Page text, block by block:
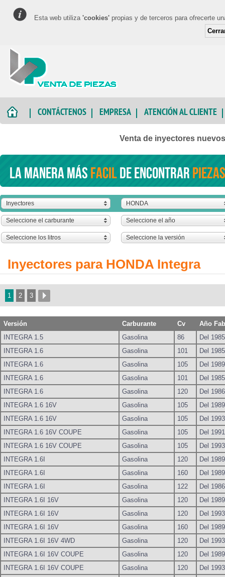
Esta web utiliza 'cookies' propias y de terceros para ofrecerte
CONTÁCTENOS EMPRESA ATENCIÓN AL CLIENTE
Venta de inyectores
La manera másfacilde encontrar
Inyectores HONDA
Seleccione el carburante Seleccione el año
Seleccione los litros Seleccione la versión
Inyectores para HONDA Integra
1 2 3
Versión Carburante Cv
Año
INTEGRA 1.5
Gasolina 86
Del
INTEGRA 1.6
Gasolina 101
Del
INTEGRA 1.6
Gasolina 105
Del
INTEGRA 1.6
Gasolina 101
Del
INTEGRA 1.6
Gasolina 120
Del
INTEGRA 1.6 16V
Gasolina 105
Del
INTEGRA 1.6 16V
Gasolina 105
Del
INTEGRA 1.6 16V COUPE
Gasolina 105
Del
INTEGRA 1.6 16V COUPE
Gasolina 105
Del
INTEGRA 1.6I
Gasolina 120
Del
INTEGRA 1.6I
Gasolina 160
Del
INTEGRA 1.6I
Gasolina 122
Del
INTEGRA 1.6I 16V
Gasolina 120
Del
INTEGRA 1.6I 16V
Gasolina 120
Del
INTEGRA 1.6I 16V
Gasolina 160
Del
INTEGRA 1.6I 16V 4WD
Gasolina 120
Del
INTEGRA 1.6I 16V COUPE
Gasolina 120
Del
INTEGRA 1.6I 16V COUPE
Gasolina 120
Del